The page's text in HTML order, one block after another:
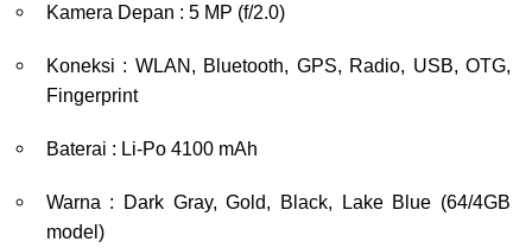
Kamera Depan : 5 MP (f/2.0)
Koneksi : WLAN, Bluetooth, GPS, Radio, USB, OTG,
Fingerprint
Baterai : Li-Po 4100 mAh
Warna : Dark Gray, Gold, Black, Lake Blue (64/4GB
model)